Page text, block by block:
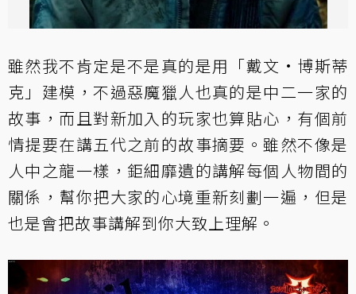
雖然我不肯定是不是真的是用「戴文·博斯蒂
克」建模，不過惡魔獵人也真的是中二一家的
故事，而且對新加入的玩家也算貼心，有個前
情提要在講五代之前的故事摘要。雖然不像是
人中之龍一樣，鉅細靡遺的講解每個人物間的
關係，幫你把大家的心境重新刻劃一遍，但是
也是會把故事講解到你大致上理解。